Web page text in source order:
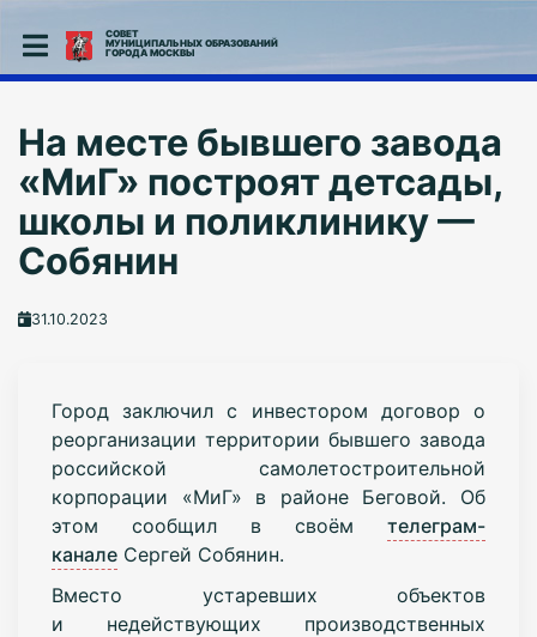
СОВЕТ
МУНИЦИПАЛЬНЫХ ОБРАЗОВАНИЙ
ГОРОДА МОСКВЫ
На месте бывшего завода
«МиГ» построят детсады,
школы и поликлинику —
Собянин
31.10.2023
Город заключил с инвестором договор о
реорганизации территории бывшего завода
российской самолетостроительной
корпорации «МиГ» в районе Беговой. Об
этом сообщил в своёмтелеграм-
каналеСергей Собянин.
Вместо устаревших объектов
и недействующих производственных